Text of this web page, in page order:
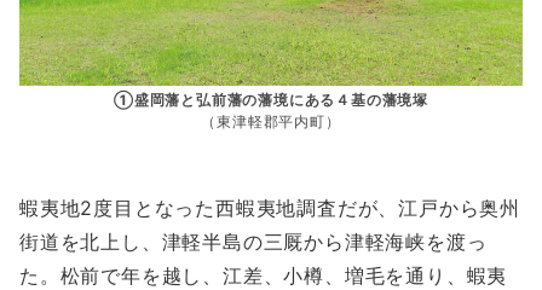
①盛岡藩と弘前藩の藩境にある４基の藩境塚
（東津軽郡平内町）
蝦夷地2度目となった西蝦夷地調査だが、江戸から奥州
街道を北上し、津軽半島の三厩から津軽海峡を渡っ
た。松前で年を越し、江差、小樽、増毛を通り、蝦夷